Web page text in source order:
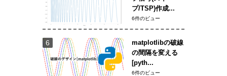
プ/TSP)作成...
6件のビュー
matplotlibの破線
の間隔を変える
[pyth...
6件のビュー